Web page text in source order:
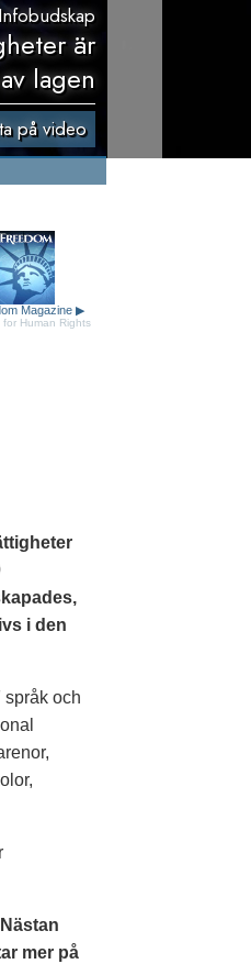
Infobudskap
är
lagen
på video
Magazine ▶
for Human Rights
i den
språk och
mer på